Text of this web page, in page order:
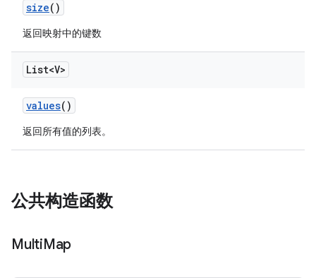
size()
返回映射中的键数
List<V>
values()
返回所有值的列表。
公共构造函数
MultiMap